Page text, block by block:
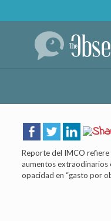
Reporte del IMCO refiere
aumentos extraodinarios
opacidad en “gasto por